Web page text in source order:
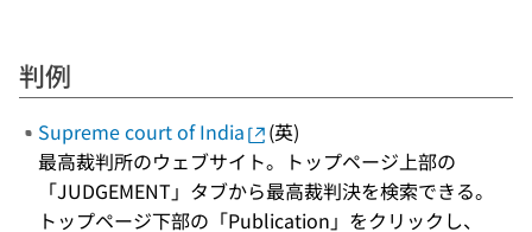
判例
Supreme court of India
(英)
最高裁判所のウェブサイト。トップページ上部の
「JUDGEMENT」タブから最高裁判決を検索できる。
トップページ下部の「Publication」をクリックし、